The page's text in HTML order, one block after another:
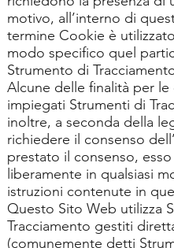
motivo, all’interno di
termine Cookie è
modo specifico quel
Strumento di
Alcune delle finalità per
impiegati Strumenti di
inoltre, a seconda della
richiedere il consenso
prestato il consenso,
liberamente in qualsiasi
istruzioni contenute in
Questo Sito Web utilizza
Tracciamento gestiti
(comunemente detti